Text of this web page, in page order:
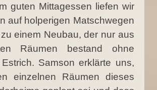
guten Mittagessen liefen wir
auf holperigen Matschwegen
einem Neubau, der nur aus
Räumen bestand ohne
Samson erklärte uns,
einzelnen Räumen dieses